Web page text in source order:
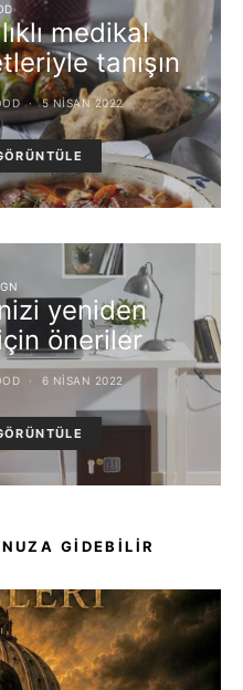
medikal
tanışın
5 NISAN 2022
yeniden
öneriler
6 NISAN 2022
GIDEBILIR